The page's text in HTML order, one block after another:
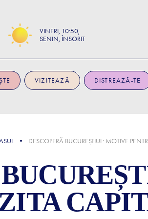
VINERI 10:50
SENIN, ÎNSORIT
VIZITEAZĂ DISTREAZĂ-TE
DESCOPERĂ BUCUREȘTIUL: MOTIVE